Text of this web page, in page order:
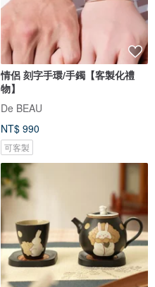
情侶 刻字手環/手鐲【客製化禮
物】
De BEAU
NT$ 990
可客製